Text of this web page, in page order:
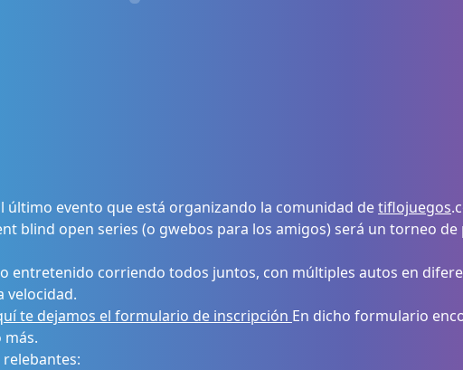
último evento que está organizando la comunidad detiflojuegos
blind open series (o gwebos para los amigos) será un torneo
entretenido corriendo todos juntos, con múltiples autos en
velocidad.
te dejamos el formulario de inscripción En dicho formulario